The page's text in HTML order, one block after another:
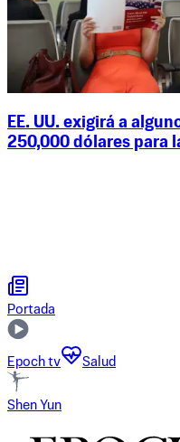
EE. UU. exigirá a
250,000 dólares para
Portada
Epoch tv Salud
Shen Yun